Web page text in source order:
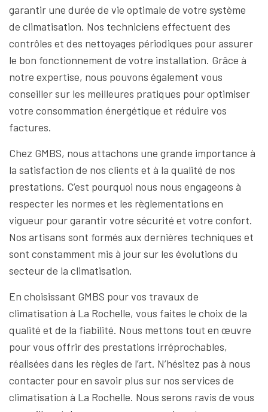
garantir une durée de vie optimale de votre système
de climatisation. Nos techniciens effectuent des
contrôles et des nettoyages périodiques pour assurer
le bon fonctionnement de votre installation. Grâce à
notre expertise, nous pouvons également vous
conseiller sur les meilleures pratiques pour optimiser
votre consommation énergétique et réduire vos
factures.
Chez GMBS, nous attachons une grande importance à
la satisfaction de nos clients et à la qualité de nos
prestations. C’est pourquoi nous nous engageons à
respecter les normes et les règlementations en
vigueur pour garantir votre sécurité et votre confort.
Nos artisans sont formés aux dernières techniques et
sont constamment mis à jour sur les évolutions du
secteur de la climatisation.
En choisissant GMBS pour vos travaux de
climatisation à La Rochelle, vous faites le choix de la
qualité et de la fiabilité. Nous mettons tout en œuvre
pour vous offrir des prestations irréprochables,
réalisées dans les règles de l’art. N’hésitez pas à nous
contacter pour en savoir plus sur nos services de
climatisation à La Rochelle. Nous serons ravis de vous